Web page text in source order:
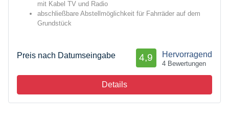
mit Kabel TV und Radio
abschließbare Abstellmöglichkeit für Fahrräder auf dem
Grundstück
Preis nach Datumseingabe Hervorragend
4,9
4 Bewertungen
Details